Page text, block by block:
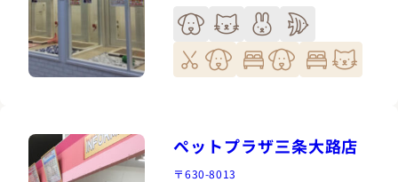
ペットプラザ三条大路店
〒630-8013